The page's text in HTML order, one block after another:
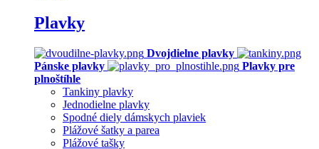
Plavky
Dvojdielne plavky
Pánske plavky
Plavky pre
plnoštíhle
Tankiny plavky
Jednodielne plavky
Spodné diely dámskych plaviek
Plážové šatky a parea
Plážové tašky